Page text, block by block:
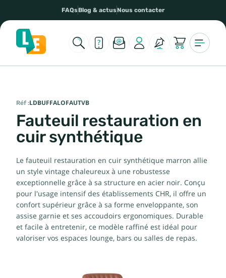
FAQsBlog & actusNous contacter
Réf :LDBUFFALOFAUTVB
Fauteuil restauration en
cuir synthétique
Le fauteuil restauration en cuir synthétique marron allie
un style vintage chaleureux à une robustesse
exceptionnelle grâce à sa structure en acier noir. Conçu
pour l'usage intensif des établissements CHR, il offre un
confort supérieur grâce à sa forme enveloppante, son
assise garnie et ses accoudoirs ergonomiques. Durable
et facile à entretenir, ce modèle raffiné est idéal pour
valoriser vos espaces lounge, bars ou salles de repas.